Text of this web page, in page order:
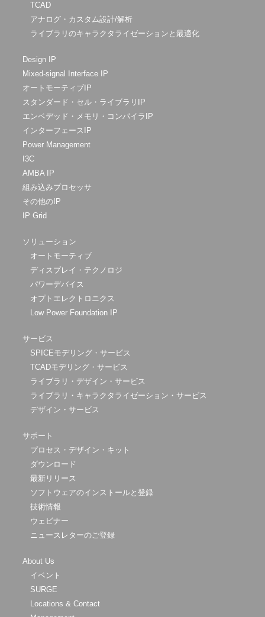
TCAD
アナログ・カスタム設計/解析
ライブラリのキャラクタライゼーションと最適化
Design IP
Mixed-signal Interface IP
オートモーティブIP
スタンダード・セル・ライブラリIP
エンベデッド・メモリ・コンパイラIP
インターフェースIP
Power Management
I3C
AMBA IP
組み込みプロセッサ
その他のIP
IP Grid
ソリューション
オートモーティブ
ディスプレイ・テクノロジ
パワーデバイス
オプトエレクトロニクス
Low Power Foundation IP
サービス
SPICEモデリング・サービス
TCADモデリング・サービス
ライブラリ・デザイン・サービス
ライブラリ・キャラクタライゼーション・サービス
デザイン・サービス
サポート
プロセス・デザイン・キット
ダウンロード
最新リリース
ソフトウェアのインストールと登録
技術情報
ウェビナー
ニュースレターのご登録
About Us
イベント
SURGE
Locations & Contact